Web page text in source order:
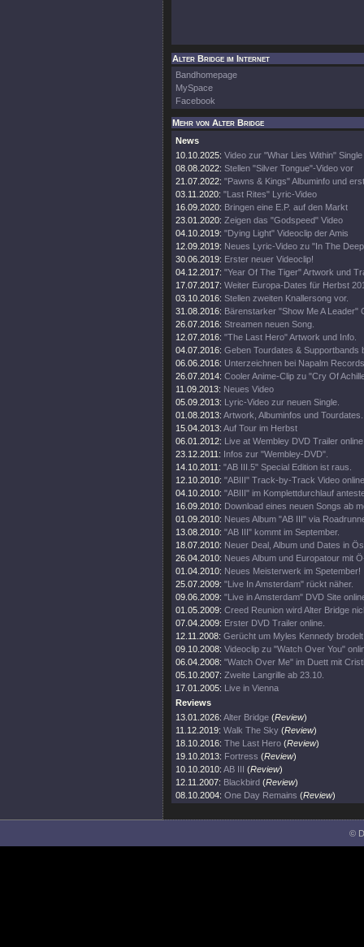
Alter Bridge im Internet
Bandhomepage
MySpace
Facebook
Mehr von Alter Bridge
News
10.10.2025: Video zur "Whar Lies Within" Single
08.08.2022: Stellen "Silver Tongue"-Video vor
21.07.2022: "Pawns & Kings" Albuminfo und
03.11.2020: "Last Rites" Lyric-Video
16.09.2020: Bringen eine E.P. auf den Markt
23.01.2020: Zeigen das "Godspeed" Video
04.10.2019: "Dying Light" Videoclip der Amis
12.09.2019: Neues Lyric-Video zu "In The
30.06.2019: Erster neuer Videoclip!
04.12.2017: "Year Of The Tiger" Artwork und
17.07.2017: Weiter Europa-Dates für Herbst
03.10.2016: Stellen zweiten Knallersong vor.
31.08.2016: Bärenstarker "Show Me A Leader"
26.07.2016: Streamen neuen Song.
12.07.2016: "The Last Hero" Artwork und Info.
04.07.2016: Geben Tourdates & Supportbands
06.06.2016: Unterzeichnen bei Napalm
26.07.2014: Cooler Anime-Clip zu "Cry Of
11.09.2013: Neues Video
05.09.2013: Lyric-Video zur neuen Single.
01.08.2013: Artwork, Albuminfos und Tourdates.
15.04.2013: Auf Tour im Herbst
06.01.2012: Live at Wembley DVD Trailer
23.12.2011: Infos zur "Wembley-DVD".
14.10.2011: "AB III.5" Special Edition ist raus.
12.10.2010: "ABIII" Track-by-Track Video
04.10.2010: "ABIII" im Komplettdurchlauf
16.09.2010: Download eines neuen Songs ab
01.09.2010: Neues Album "AB III" via
13.08.2010: "AB III" kommt im September.
18.07.2010: Neuer Deal, Album und Dates in
26.04.2010: Neues Album und Europatour mit
01.04.2010: Neues Meisterwerk im Spetember!
25.07.2009: "Live In Amsterdam" rückt näher.
09.06.2009: "Live in Amsterdam" DVD Site
01.05.2009: Creed Reunion wird Alter Bridge
07.04.2009: Erster DVD Trailer online.
12.11.2008: Gerücht um Myles Kennedy
09.10.2008: Videoclip zu "Watch Over You"
06.04.2008: "Watch Over Me" im Duett mit
05.10.2007: Zweite Langrille ab 23.10.
17.01.2005: Live in Vienna
Reviews
13.01.2026: Alter Bridge (Review)
11.12.2019: Walk The Sky (Review)
18.10.2016: The Last Hero (Review)
19.10.2013: Fortress (Review)
10.10.2010: AB III (Review)
12.11.2007: Blackbird (Review)
08.10.2004: One Day Remains (Review)
©